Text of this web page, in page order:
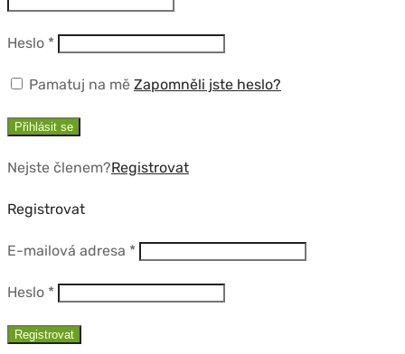
Heslo *Povinné
Pamatuj na mě Zapomněli jste heslo?
Přihlásit se
Nejste členem?Registrovat
Registrovat
E-mailová adresa *Povinné
Heslo *Povinné
Registrovat